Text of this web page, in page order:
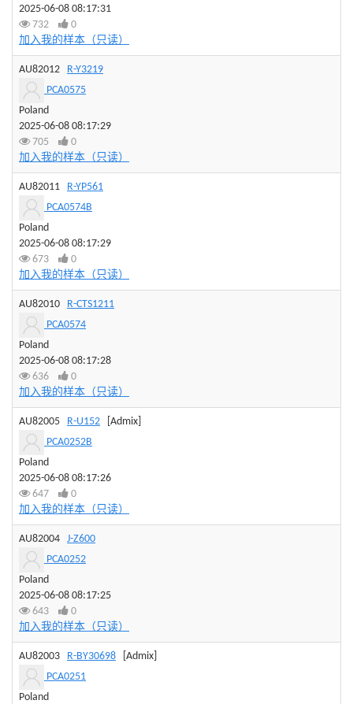
2025-06-08 08:17:31
732
0
加入我的样本（只读）
AU82012 R-Y3219
PCA0575
Poland
2025-06-08 08:17:29
705
0
加入我的样本（只读）
AU82011 R-YP561
PCA0574B
Poland
2025-06-08 08:17:29
673
0
加入我的样本（只读）
AU82010 R-CTS1211
PCA0574
Poland
2025-06-08 08:17:28
636
0
加入我的样本（只读）
AU82005 R-U152 [Admix]
PCA0252B
Poland
2025-06-08 08:17:26
647
0
加入我的样本（只读）
AU82004 J-Z600
PCA0252
Poland
2025-06-08 08:17:25
643
0
加入我的样本（只读）
AU82003 R-BY30698 [Admix]
PCA0251
Poland